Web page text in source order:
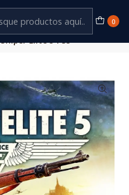
0
Sniper Elite 5 PS5